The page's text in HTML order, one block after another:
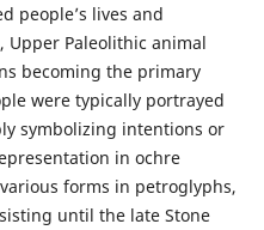
people’s lives and
Paleolithic animal
becoming the primary
were typically portrayed
symbolizing intentions or
in ochre
forms in petroglyphs,
until the late Stone